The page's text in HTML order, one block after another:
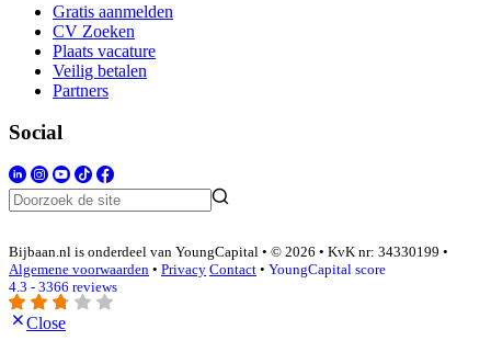
Gratis aanmelden
CV Zoeken
Plaats vacature
Veilig betalen
Partners
Social
Bijbaan.nl is onderdeel van YoungCapital • © 2026 • KvK nr: 34330199 •
Algemene voorwaarden • Privacy Contact • YoungCapital score
4.3 - 3366 reviews
Close